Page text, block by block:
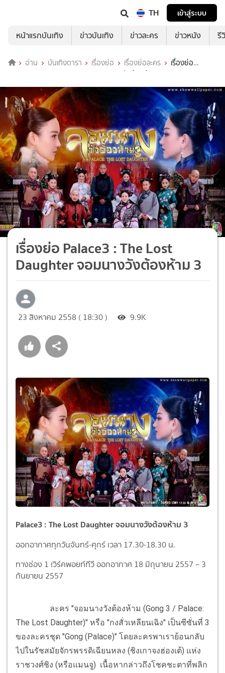
TH
เข้าสู่ระบบ
หน้าแรกบันเทิง
ข่าวบันเทิง ข่าวละคร ข่าวหนัง รี
อ่าน บันเทิงดารา เรื่องย่อ เรื่องย่อละคร
เรื่องย่อ
Palace3 : The Lost Daughter จอมนางวังต้องห้าม 3
เรื่องย่อ Palace3 : The Lost
Daughter จอมนางวังต้องห้าม 3
23 สิงหาคม 2558 ( 18:30 ) 9.9K
Palace3 : The Lost Daughter จอมนางวังต้องห้าม 3
ออกอากาศทุกวันจันทร์-ศุกร์ เวลา 17.30-18.30 น.
ทางช่อง 1 เวิร์คพอยท์ทีวี ออกอากาศ 18 มิถุนายน 2557 – 3
กันยายน 2557
ละคร "จอมนางวังต้องห้าม (Gong 3 / Palace:
The Lost Daughter)" หรือ "กงสั่วเหลียนเฉิง" เป็นซีซั่นที่ 3
ของละครชุด "Gong (Palace)" โดยละครพาเราย้อนกลับ
ไปในรัชสมัยจักรพรรดิเฉียนหลง (ชิงเกาจงฮ่องเต้) แห่ง
ราชวงศ์ชิง (หรือแมนจู) เนื้อหากล่าวถึงโชคชะตาที่พลิก